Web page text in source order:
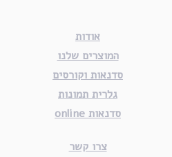
אודות
המוצרים שלנו
סדנאות וקורסים
גלרית תמונות
סדנאות online
צרו קשר